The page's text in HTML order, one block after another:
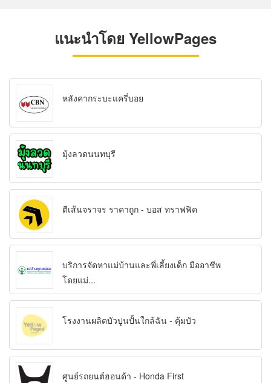
แนะนำโดย YellowPages
หลังคากระบะแครี่บอย
มุ้งลวดนนทบุรี
ตีเส้นจราจร ราคาถูก - บอส ทราฟฟิค
บริการจัดหาแม่บ้านและพี่เลี้ยงเด็ก มืออาชีพ
โดยแม่...
โรงงานผลิตบัวปูนปั้นใกล้ฉัน - คุ้มบัว
ศูนย์รถยนต์ฮอนด้า - Honda First